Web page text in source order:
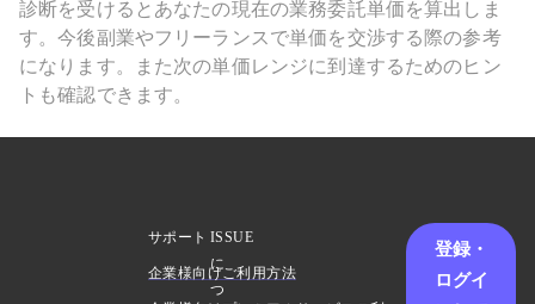
診断を受けるとあなたの現在の業務委託単価を算出しま
す。今後副業やフリーランスで単価を交渉する際の参考
になります。また次の単価レンジに到達するためのヒン
トも確認できます。
ISSUE
に
つ
サポート
企業様向けご利用方法
登録・
ログイ